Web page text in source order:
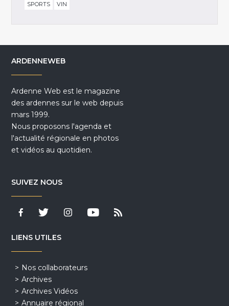
SPORTS
VIN
ARDENNEWEB
Ardenne Web est le magazine
des ardennes sur le web depuis
mars 1999.
Nous proposons l'agenda et
l'actualité régionale en photos
et vidéos au quotidien.
SUIVEZ NOUS
LIENS UTILES
Nos collaborateurs
Archives
Archives Vidéos
Annuaire régional